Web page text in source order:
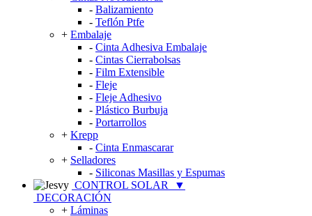
- Balizamiento
- Teflón Ptfe
+ Embalaje
- Cinta Adhesiva Embalaje
- Cintas Cierrabolsas
- Film Extensible
- Fleje
- Fleje Adhesivo
- Plástico Burbuja
- Portarrollos
+ Krepp
- Cinta Enmascarar
+ Selladores
- Siliconas Masillas y Espumas
CONTROL SOLAR
▼
DECORACIÓN
+ Láminas